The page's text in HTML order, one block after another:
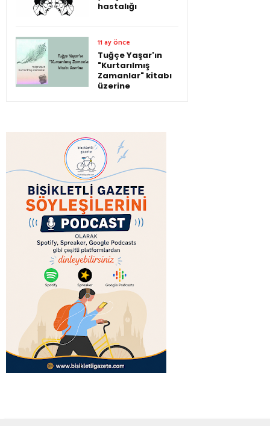
hastalığı
11 ay önce
Tuğçe Yaşar'ın
"Kurtarılmış
Zamanlar" kitabı
üzerine